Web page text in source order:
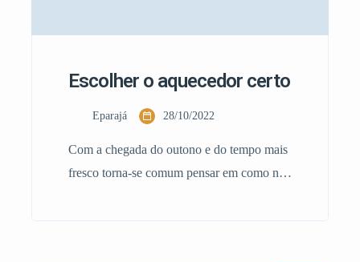
Escolher o aquecedor certo
Eparajá 28/10/2022
Com a chegada do outono e do tempo mais
fresco torna-se comum pensar em como nos